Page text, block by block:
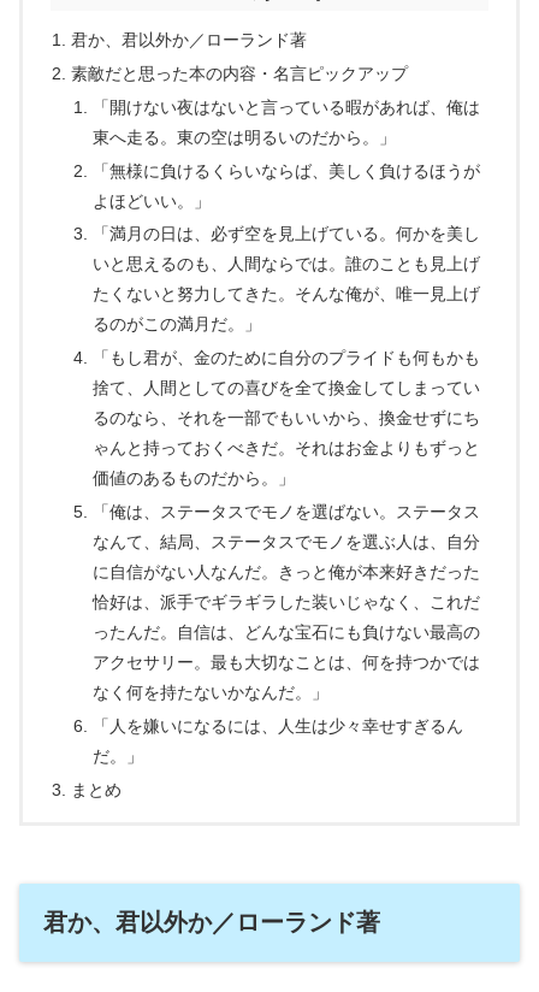
君か、君以外か／ローランド著
素敵だと思った本の内容・名言ピックアップ
「開けない夜はないと言っている暇があれば、俺は
東へ走る。東の空は明るいのだから。」
「無様に負けるくらいならば、美しく負けるほうが
よほどいい。」
「満月の日は、必ず空を見上げている。何かを美し
いと思えるのも、人間ならでは。誰のことも見上げ
たくないと努力してきた。そんな俺が、唯一見上げ
るのがこの満月だ。」
「もし君が、金のために自分のプライドも何もかも
捨て、人間としての喜びを全て換金してしまってい
るのなら、それを一部でもいいから、換金せずにち
ゃんと持っておくべきだ。それはお金よりもずっと
価値のあるものだから。」
「俺は、ステータスでモノを選ばない。ステータス
なんて、結局、ステータスでモノを選ぶ人は、自分
に自信がない人なんだ。きっと俺が本来好きだった
恰好は、派手でギラギラした装いじゃなく、これだ
ったんだ。自信は、どんな宝石にも負けない最高の
アクセサリー。最も大切なことは、何を持つかでは
なく何を持たないかなんだ。」
「人を嫌いになるには、人生は少々幸せすぎるん
だ。」
まとめ
君か、君以外か／ローランド著